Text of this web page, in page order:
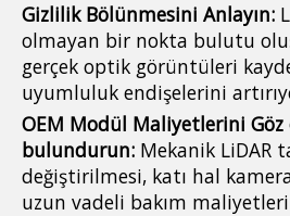
Gizlilik Bölünmesini Anlayın:
olmayan bir nokta bulutu
gerçek optik görüntüleri
uyumluluk endişelerini
OEM Modül Maliyetlerini
bulundurun: Mekanik LiDAR
değiştirilmesi, katı hal
uzun vadeli bakım